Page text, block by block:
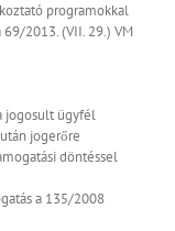
programokkal
2013. (VII. 29.) VM
jogosult ügyfél
jogerőre
döntéssel
a 135/2008